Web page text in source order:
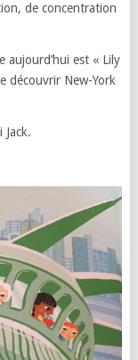
de concentration
aujourd’hui est « Lily
découvrir New-York
Jack.